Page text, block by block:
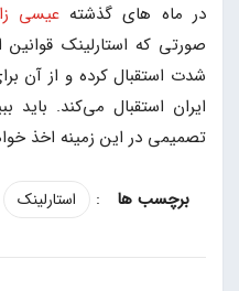
در ماه های گذشتهعیسی
صورتی که استارلینک قوانین
شدت استقبال کرده و از آن
ایران استقبال می‌کند. باید
تصمیمی در این زمینه اخذ
: استارلینک